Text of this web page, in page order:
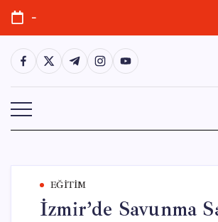
Skip
content
-
https://www.facebook.com/
https://twitter.com/
https://t.me/
https://https://
EĞITIM
İzmir’de Savunma